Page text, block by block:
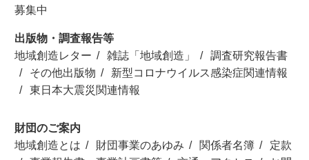
募集中
出版物・調査報告等
地域創造レター
雑誌「地域創造」
調査研究報告書
その他出版物
新型コロナウイルス感染症関連情報
東日本大震災関連情報
財団のご案内
地域創造とは
財団事業のあゆみ 関係者名簿
定款